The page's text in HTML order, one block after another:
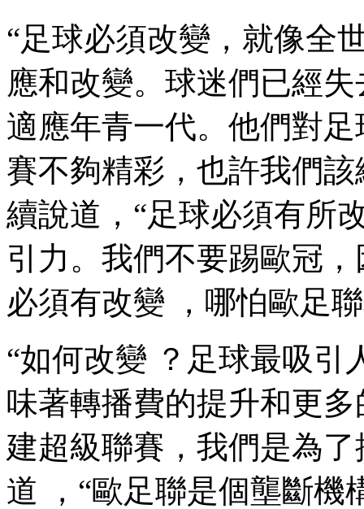
“足球必須改變，就像全
應和改變。球迷們已經
適應年青一代。他們對足
賽不夠精彩，也許我們該
續說道，“足球必須有所
引力。我們不要踢歐冠
必須有改變 ，哪怕歐足
“如何改變 ？足球最吸引
味著轉播費的提升和更多的
建超級聯賽 ，我們是為
道 ，“歐足聯是個壟斷機構